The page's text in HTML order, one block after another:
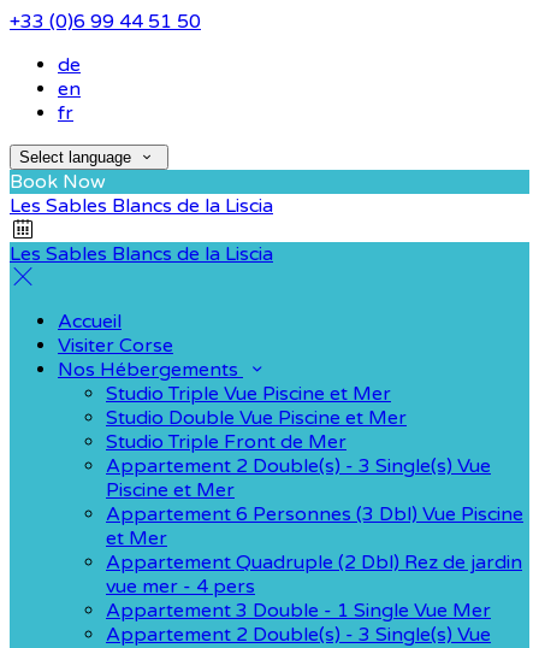
+33 (0)6 99 44 51 50
de
en
fr
Select language
Book Now
Les Sables Blancs de la Liscia
Les Sables Blancs de la Liscia
Accueil
Visiter Corse
Nos Hébergements
Studio Triple Vue Piscine et Mer
Studio Double Vue Piscine et Mer
Studio Triple Front de Mer
Appartement 2 Double(s) - 3 Single(s) Vue
Piscine et Mer
Appartement 6 Personnes (3 Dbl) Vue Piscine
et Mer
Appartement Quadruple (2 Dbl) Rez de jardin
vue mer - 4 pers
Appartement 3 Double - 1 Single Vue Mer
Appartement 2 Double(s) - 3 Single(s) Vue